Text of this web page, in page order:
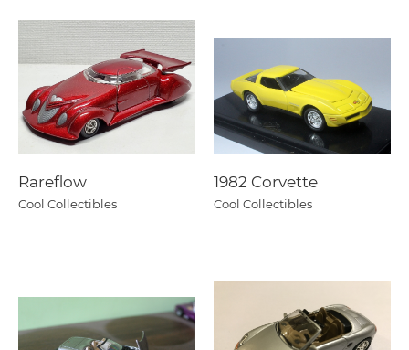
Rareflow
Cool Collectibles
1982 Corvette
Cool Collectibles